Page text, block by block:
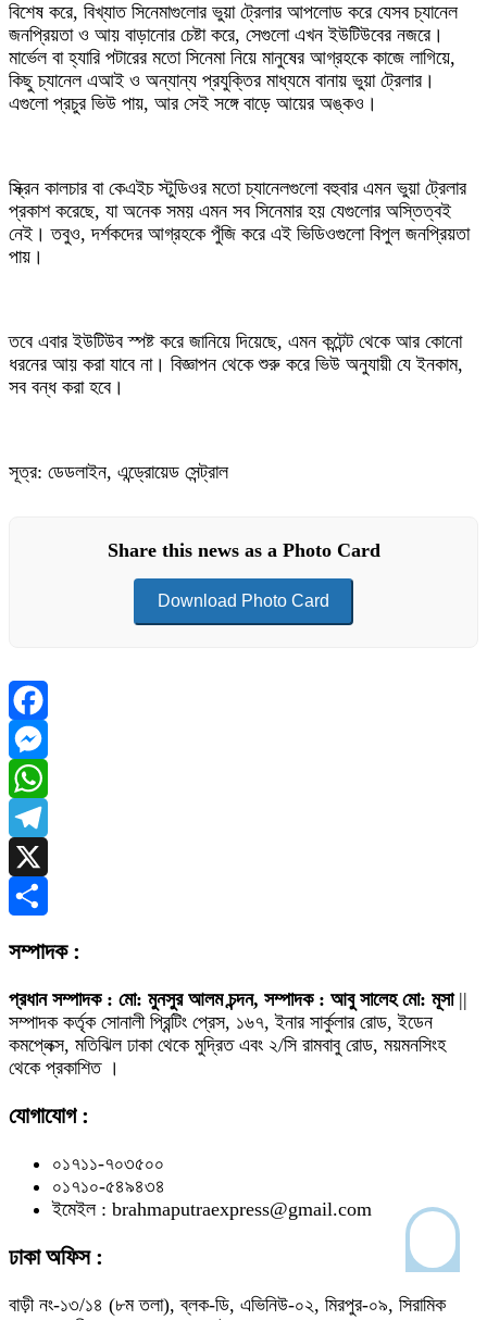
বিশেষ করে, বিখ্যাত সিনেমাগুলোর ভুয়া ট্রেলার আপলোড করে যেসব চ্যানেল
জনপ্রিয়তা ও আয় বাড়ানোর চেষ্টা করে, সেগুলো এখন ইউটিউবের নজরে।
মার্ভেল বা হ্যারি পটারের মতো সিনেমা নিয়ে মানুষের আগ্রহকে কাজে লাগিয়ে,
কিছু চ্যানেল এআই ও অন্যান্য প্রযুক্তির মাধ্যমে বানায় ভুয়া ট্রেলার।
এগুলো প্রচুর ভিউ পায়, আর সেই সঙ্গে বাড়ে আয়ের অঙ্কও।
স্ক্রিন কালচার বা কেএইচ স্টুডিওর মতো চ্যানেলগুলো বহুবার এমন ভুয়া ট্রেলার
প্রকাশ করেছে, যা অনেক সময় এমন সব সিনেমার হয় যেগুলোর অস্তিত্বই
নেই। তবুও, দর্শকদের আগ্রহকে পুঁজি করে এই ভিডিওগুলো বিপুল জনপ্রিয়তা
পায়।
তবে এবার ইউটিউব স্পষ্ট করে জানিয়ে দিয়েছে, এমন কন্টেন্ট থেকে আর কোনো
ধরনের আয় করা যাবে না। বিজ্ঞাপন থেকে শুরু করে ভিউ অনুযায়ী যে ইনকাম,
সব বন্ধ করা হবে।
সূত্র: ডেডলাইন, এন্ড্রোয়েড সেন্ট্রাল
Share this news as a Photo Card
Download Photo Card
Facebook
Messenger
WhatsApp
Telegram
X
সম্পাদক :
প্রধান সম্পাদক : মো: মুনসুর আলম চন্দন, সম্পাদক : আবু সালেহ মো: মূসা||
সম্পাদক কর্তৃক সোনালী প্রিন্টিং প্রেস, ১৬৭, ইনার সার্কুলার রোড, ইডেন
কমপ্লেক্স, মতিঝিল ঢাকা থেকে মুদ্রিত এবং ২/সি রামবাবু রোড, ময়মনসিংহ
থেকে প্রকাশিত ।
যোগাযোগ :
০১৭১১-৭০৩৫০০
০১৭১০-৫৪৯৪৩৪
ইমেইল : brahmaputraexpress@gmail.com
ঢাকা অফিস :
বাড়ী নং-১৩/১৪ (৮ম তলা), ব্লক-ডি, এভিনিউ-০২, মিরপুর-০৯, সিরামিক